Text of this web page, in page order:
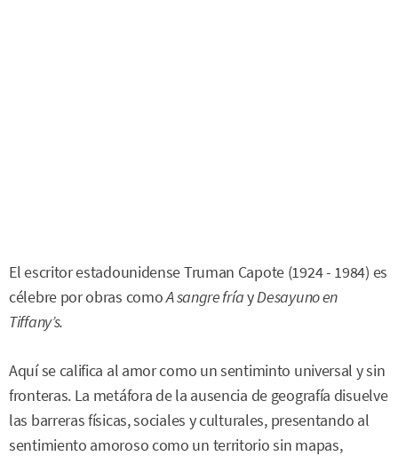
El escritor estadounidense Truman Capote (1924 - 1984) es
célebre por obras comoA sangre fríayDesayuno en
Tiffany’s.
Aquí se califica al amor como un sentiminto universal y sin
fronteras. La metáfora de la ausencia de geografía disuelve
las barreras físicas, sociales y culturales, presentando al
sentimiento amoroso como un territorio sin mapas,